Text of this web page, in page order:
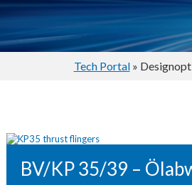
Tech Portal»
BV/KP 35/39 –